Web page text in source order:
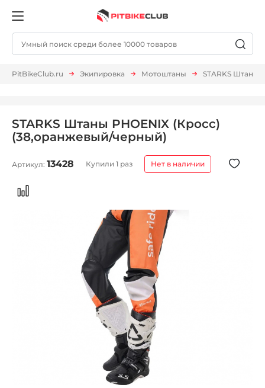
PitBikeClub.ru Экипировка Мотоштаны STARKS Штаны
STARKS Штаны PHOENIX (Кросс)
(38,оранжевый/черный)
Артикул: 13428 Купили 1 раз Нет в наличии